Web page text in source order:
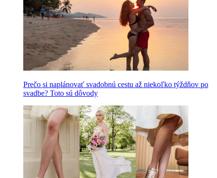
Prečo si naplánovať svadobnú cestu až niekoľko týždňov po
svadbe? Toto sú dôvody